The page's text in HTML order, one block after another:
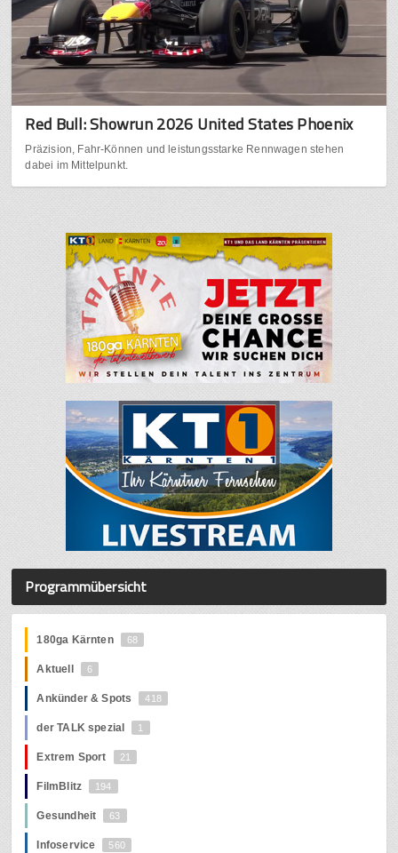
Red Bull: Showrun 2026 United States Phoenix
Präzision, Fahr-Können und leistungsstarke Rennwagen stehen
dabei im Mittelpunkt.
Programmübersicht
180ga Kärnten 68
Aktuell 6
Ankünder & Spots 418
der TALK spezial 1
Extrem Sport 21
FilmBlitz 194
Gesundheit 63
Infoservice 560